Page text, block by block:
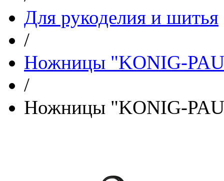
Для рукоделия и шитья
/
Ножницы "KONIG-
/
Ножницы "KONIG-